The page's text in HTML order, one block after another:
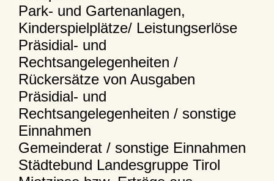
Park- und Gartenanlagen,
Kinderspielplätze/ Leistungserlöse
Präsidial- und
Rechtsangelegenheiten /
Rückersätze von Ausgaben
Präsidial- und
Rechtsangelegenheiten / sonstige
Einnahmen
Gemeinderat / sonstige Einnahmen
Städtebund Landesgruppe Tirol